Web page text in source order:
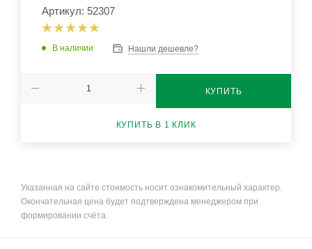
Артикул: 52307
В наличии Нашли дешевле?
КУПИТЬ
КУПИТЬ В 1 КЛИК
Указанная на сайте стоимость носит ознакомительный характер.
Окончательная цена будет подтверждена менеджером при
формировании счёта.